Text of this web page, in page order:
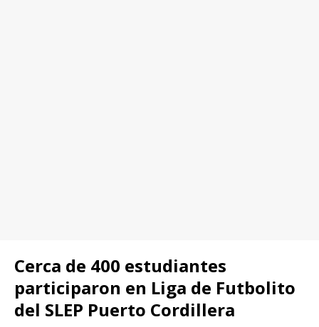
Cerca de 400 estudiantes
participaron en Liga de Futbolito
del SLEP Puerto Cordillera